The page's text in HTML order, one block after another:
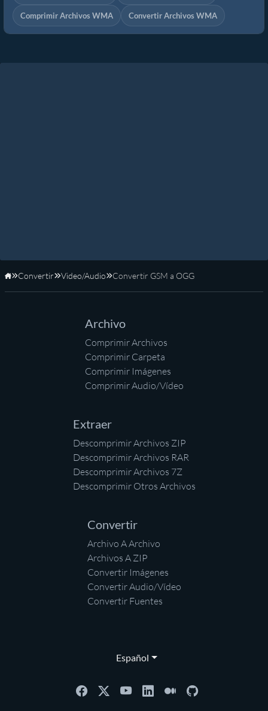
Comprimir Archivos WMA Convertir Archivos WMA
Inicio
Convertir Video/Audio Convertir GSM a OGG
Archivo
Comprimir Archivos
Comprimir Carpeta
Comprimir Imágenes
Comprimir Audio/Vídeo
Extraer
Descomprimir Archivos ZIP
Descomprimir Archivos RAR
Descomprimir Archivos 7Z
Descomprimir Otros Archivos
Convertir
Archivo A Archivo
Archivos A ZIP
Convertir Imágenes
Convertir Audio/Vídeo
Convertir Fuentes
Español